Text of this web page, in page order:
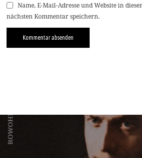
Name, E-Mail-Adresse und Website in
nächsten Kommentar speichern.